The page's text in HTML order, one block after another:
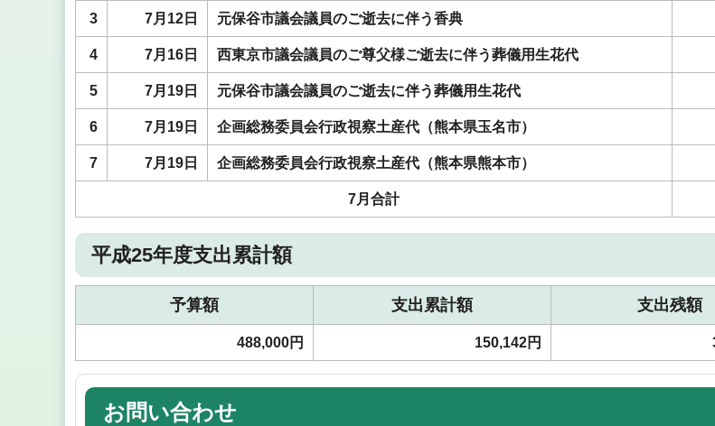
3 7月12日 元保谷市議会議員のご逝去に伴う香典
4 7月16日 西東京市議会議員のご尊父様ご逝去に伴う葬儀用生花代
5 7月19日 元保谷市議会議員のご逝去に伴う葬儀用生花代
6 7月19日 企画総務委員会行政視察土産代（熊本県玉名市）
7 7月19日 企画総務委員会行政視察土産代（熊本県熊本市）
7月合計
平成25年度支出累計額
予算額 支出累計額 支出残額
488,000円 150,142円
お問い合わせ